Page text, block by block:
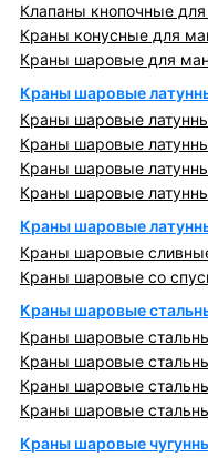
Клапаны кнопочные
Краны конусные для
Краны шаровые для
Краны шаровые
Краны шаровые
Краны шаровые
Краны шаровые
Краны шаровые
Краны шаровые
Краны шаровые
Краны шаровые со
Краны шаровые
Краны шаровые
Краны шаровые
Краны шаровые
Краны шаровые
Краны шаровые